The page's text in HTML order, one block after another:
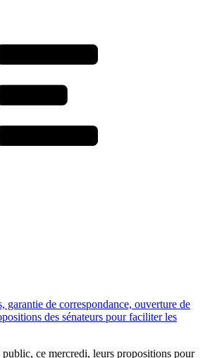
garantie de correspondance, ouverture de
des sénateurs pour faciliter les
public, ce mercredi, leurs propositions pour